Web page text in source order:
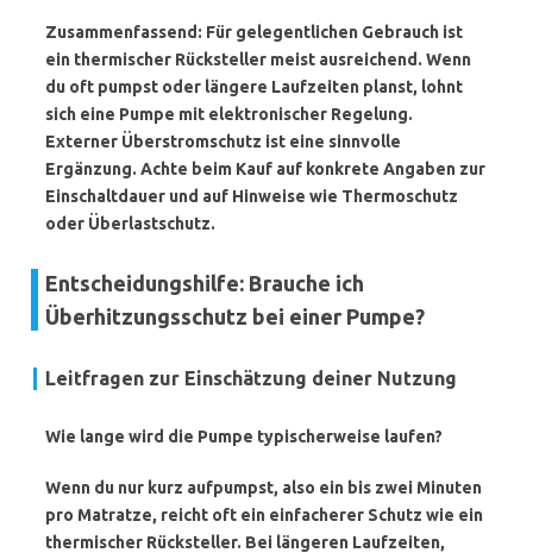
Zusammenfassend: Für gelegentlichen Gebrauch ist
ein thermischer Rücksteller meist ausreichend. Wenn
du oft pumpst oder längere Laufzeiten planst, lohnt
sich eine Pumpe mit elektronischer Regelung.
Externer Überstromschutz ist eine sinnvolle
Ergänzung. Achte beim Kauf auf konkrete Angaben zur
Einschaltdauer und auf Hinweise wie Thermoschutz
oder Überlastschutz.
Entscheidungshilfe: Brauche ich
Überhitzungsschutz bei einer Pumpe?
Leitfragen zur Einschätzung deiner Nutzung
Wie lange wird die Pumpe typischerweise laufen?
Wenn du nur kurz aufpumpst, also ein bis zwei Minuten
pro Matratze, reicht oft ein einfacherer Schutz wie ein
thermischer Rücksteller. Bei längeren Laufzeiten,